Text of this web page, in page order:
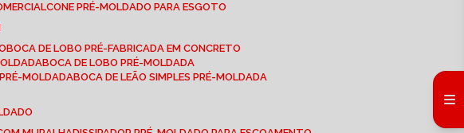
CONE PRÉ-MOLDADO PARA ESGOTO
BOCA DE LOBO PRÉ-FABRICADA EM CONCRETO
BOCA DE LOBO PRÉ-MOLDADA
MOLDADA BOCA DE LEÃO SIMPLES PRÉ-MOLDADA